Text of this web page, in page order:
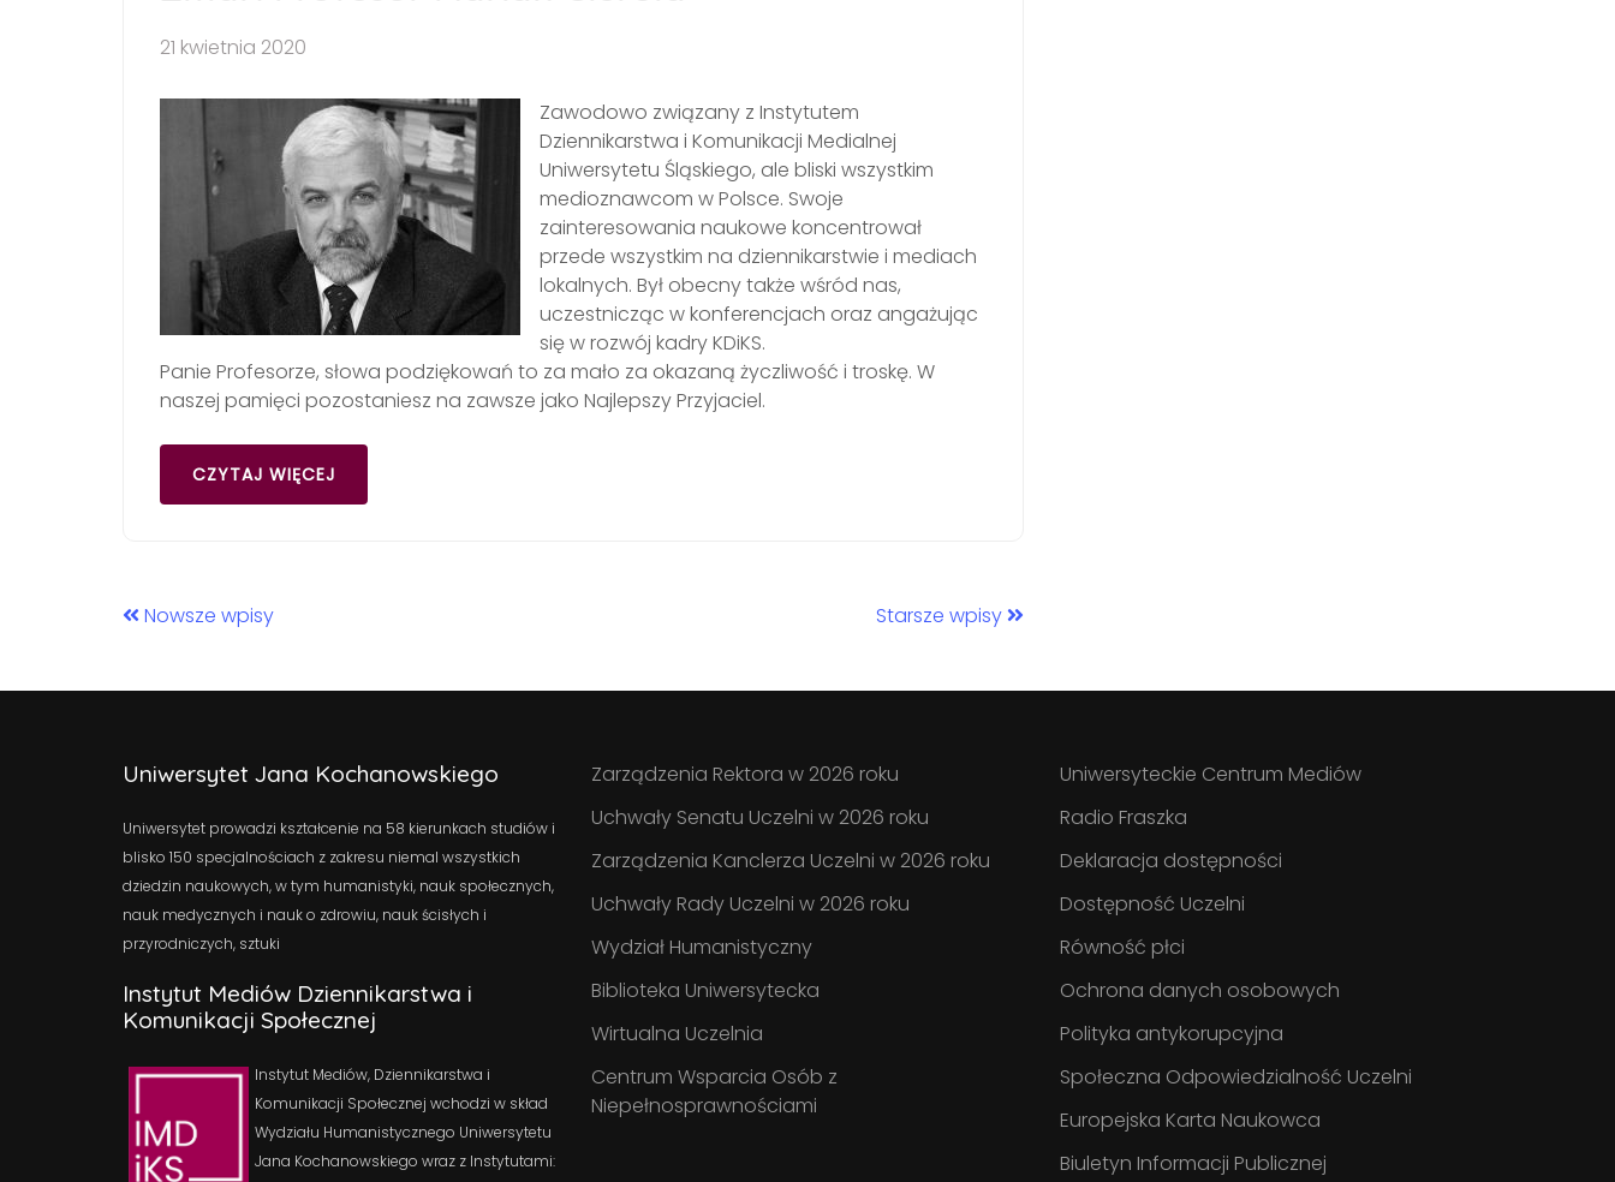
21 kwietnia 2020
Zawodowo związany z Instytutem
Dziennikarstwa i Komunikacji Medialnej
Uniwersytetu Śląskiego, ale bliski wszystkim
medioznawcom w Polsce. Swoje
zainteresowania naukowe koncentrował
przede wszystkim na dziennikarstwie i mediach
lokalnych. Był obecny także wśród nas,
uczestnicząc w konferencjach oraz angażując
się w rozwój kadry KDiKS.
Panie Profesorze, słowa podziękowań to za mało za okazaną życzliwość i troskę. W
naszej pamięci pozostaniesz na zawsze jako Najlepszy Przyjaciel.
CZYTAJ WIĘCEJ
Nowsze wpisy Starsze wpisy
Uniwersytet Jana Kochanowskiego
Uniwersytet prowadzi kształcenie na 58 kierunkach studiów i
blisko 150 specjalnościach z zakresu niemal wszystkich
dziedzin naukowych, w tym humanistyki, nauk społecznych,
nauk medycznych i nauk o zdrowiu, nauk ścisłych i
przyrodniczych, sztuki
Instytut Mediów Dziennikarstwa i
Komunikacji Społecznej
Instytut Mediów, Dziennikarstwa i
Komunikacji Społecznej wchodzi w skład
Wydziału Humanistycznego Uniwersytetu
Jana Kochanowskiego wraz z Instytutami:
Zarządzenia Rektora w 2026 roku
Uchwały Senatu Uczelni w 2026 roku
Zarządzenia Kanclerza Uczelni w 2026 roku
Uchwały Rady Uczelni w 2026 roku
Wydział Humanistyczny
Biblioteka Uniwersytecka
Wirtualna Uczelnia
Centrum Wsparcia Osób z
Niepełnosprawnościami
Uniwersyteckie Centrum Mediów
Radio Fraszka
Deklaracja dostępności
Dostępność Uczelni
Równość płci
Ochrona danych osobowych
Polityka antykorupcyjna
Społeczna Odpowiedzialność Uczelni
Europejska Karta Naukowca
Biuletyn Informacji Publicznej